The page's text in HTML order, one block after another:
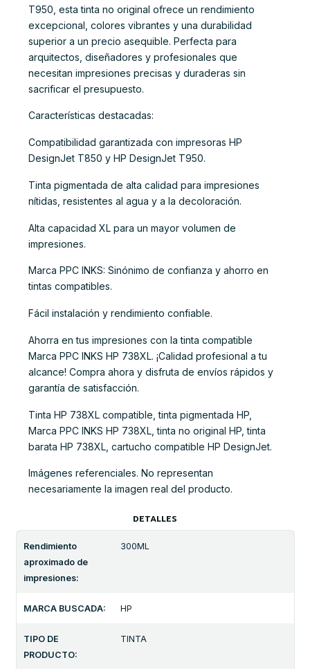
T950, esta tinta no original ofrece un rendimiento
excepcional, colores vibrantes y una durabilidad
superior a un precio asequible. Perfecta para
arquitectos, diseñadores y profesionales que
necesitan impresiones precisas y duraderas sin
sacrificar el presupuesto.
Características destacadas:
Compatibilidad garantizada con impresoras HP
DesignJet T850 y HP DesignJet T950.
Tinta pigmentada de alta calidad para impresiones
nítidas, resistentes al agua y a la decoloración.
Alta capacidad XL para un mayor volumen de
impresiones.
Marca PPC INKS: Sinónimo de confianza y ahorro en
tintas compatibles.
Fácil instalación y rendimiento confiable.
Ahorra en tus impresiones con la tinta compatible
Marca PPC INKS HP 738XL. ¡Calidad profesional a tu
alcance! Compra ahora y disfruta de envíos rápidos y
garantía de satisfacción.
Tinta HP 738XL compatible, tinta pigmentada HP,
Marca PPC INKS HP 738XL, tinta no original HP, tinta
barata HP 738XL, cartucho compatible HP DesignJet.
Imágenes referenciales. No representan
necesariamente la imagen real del producto.
DETALLES
Rendimiento
aproximado de
impresiones:
300ML
MARCA BUSCADA: HP
TIPO DE
PRODUCTO:
TINTA